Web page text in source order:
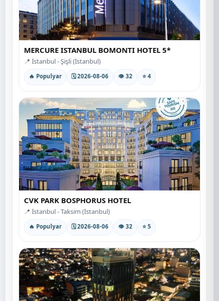
MERCURE ISTANBUL BOMONTI HOTEL 5*
📍 İstanbul - Şişli (İstanbul)
🔥 Populyar 🗓 2026-08-06 👁 32 ⭐ 4
CVK PARK BOSPHORUS HOTEL
📍 İstanbul - Taksim (İstanbul)
🔥 Populyar 🗓 2026-08-06 👁 32 ⭐ 5